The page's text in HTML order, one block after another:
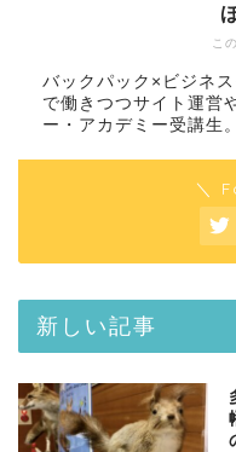
こ
バックパック×ビジネ
で働きつつサイト運営
ー・アカデミー受講生
＼
新しい記事